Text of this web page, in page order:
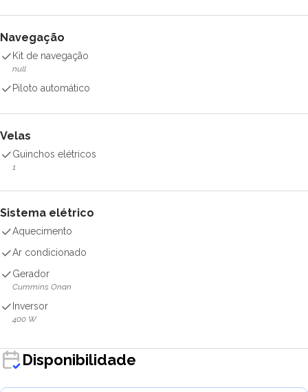
Navegação
Kit de navegação
null
Piloto automático
Velas
Guinchos elétricos
1
Sistema elétrico
Aquecimento
Ar condicionado
Gerador
Cummins Onan
Inversor
400 W
Disponibilidade